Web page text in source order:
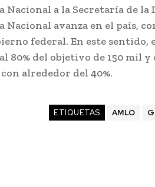
Nacional a la Secretaría de la
Nacional avanza en el país,
federal. En este sentido,
80% del objetivo de 150 mil
alrededor del 40%.
ETIQUETAS AMLO